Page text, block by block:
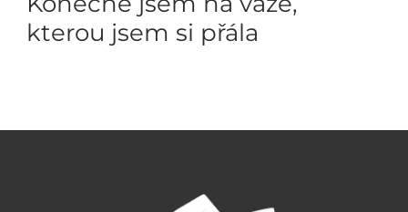
kterou jsem si přála